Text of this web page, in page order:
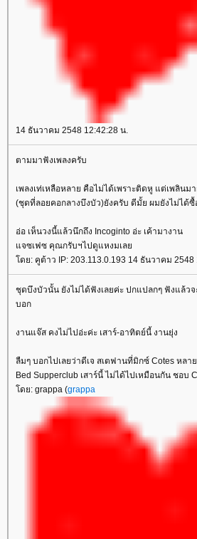
14 ธันวาคม 2548 12:42:28 น.
ตามมาฟังเพลงครับ
เพลงเท่เหลือหลาย คือไม่ได้เพราะติดหู แต่เพลิน
(ชุดที่ลอยคอกลางบึงบัว)ยังครับ ดีมั้ย ผมยังไม่ได้ซื้
อ่อ เห็นวงนี้แล้วนึกถึง Incoginto อ่ะ เค้ามางาน
จซเฟซ คุณกรับฯไปดูแหงมเล
ดย: คูต้าว IP: 203.113.0.193 14 ธันวาคม 2548
ชุดบึงบัวนั้น ยังไม่ได้ฟังเลยค่ะ ปกแปลกๆ ฟังแล้วจ
บอก
งานแจ๊ส คงไม่ไปอ่ะค่ะ เสาร์-อาทิตย์นี้ งานยุ่ง
ลืมๆ บอกไปเลยว่าดีเจ สเตฟานที่มิกซ์ Cotes หลา
Bed Supperclub เสาร์นี้ ไม่ได้ไปเหมือนกัน ชอบ
ดย: grappa (grappa